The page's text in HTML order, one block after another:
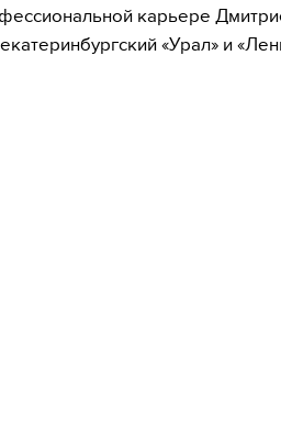
карьере
«Урал» и